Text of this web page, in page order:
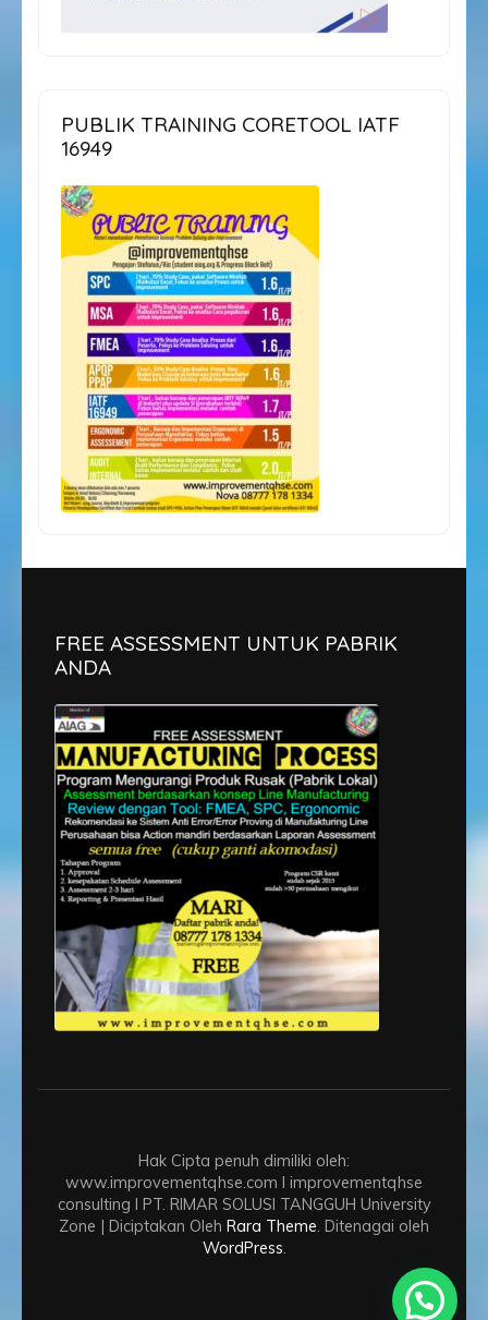
PUBLIK TRAINING CORETOOL IATF
16949
FREE ASSESSMENT UNTUK PABRIK
ANDA
Hak Cipta penuh dimiliki oleh:
www.improvementqhse.com I improvementqhse
consulting I PT. RIMAR SOLUSI TANGGUH University
Zone | Diciptakan Oleh Rara Theme. Ditenagai oleh
WordPress.